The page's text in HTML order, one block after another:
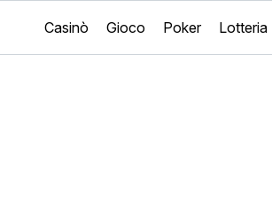
Casinò Gioco Poker Lotteria